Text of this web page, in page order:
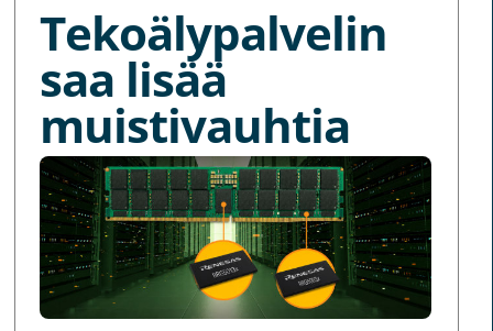
Tekoälypalvelin
saa lisää
muistivauhtia